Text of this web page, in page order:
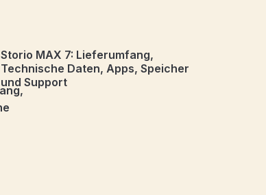
Storio MAX 7: Lieferumfang,
Technische Daten, Apps, Speicher
und Support